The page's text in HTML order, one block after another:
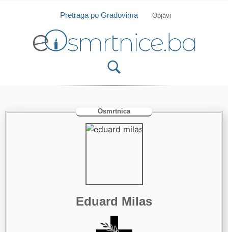
Isprobajte našu Android i IOS aplikaciju
Pretraga po Gradovima Objavi
Osmrtnica
Eduard Milas